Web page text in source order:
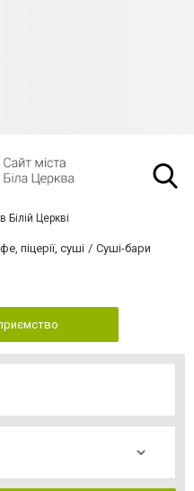
Білій Церкві
піцерії, суші Суші-бари